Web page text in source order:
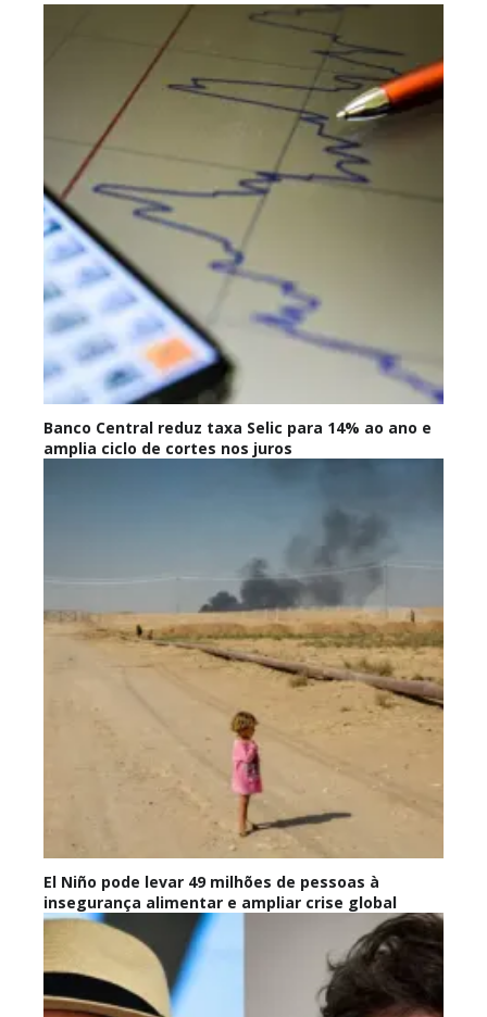
Banco Central reduz taxa Selic para 14% ao ano e
amplia ciclo de cortes nos juros
El Niño pode levar 49 milhões de pessoas à
insegurança alimentar e ampliar crise global